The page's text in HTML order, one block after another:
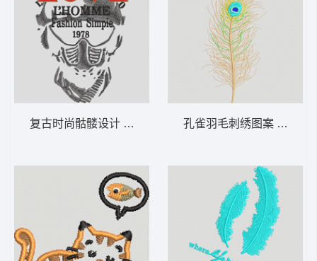
复古时尚骷髅设计 骷髅 孔雀羽毛刺绣图案 羽毛